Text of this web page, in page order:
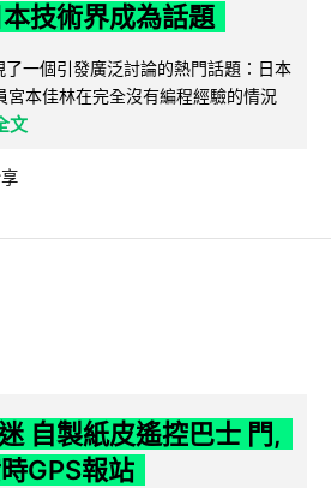
技術界成為話題
一個引發廣泛討論的熱門話題：日本
宮本佳林在完全沒有編程經驗的情況
文
自製紙皮遙控巴士 門,
GPS報站